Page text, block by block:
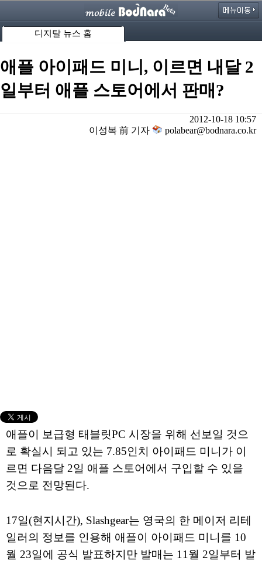
디지탈 뉴스 홈
애플 아이패드 미니, 이르면 내달 2
일부터 애플 스토어에서 판매?
2012-10-18 10:57
이성복 前 기자
polabear@bodnara.co.kr
애플이 보급형 태블릿PC 시장을 위해 선보일 것으
로 확실시 되고 있는 7.85인치 아이패드 미니가 이
르면 다음달 2일 애플 스토어에서 구입할 수 있을
것으로 전망된다.
17일(현지시간), Slashgear는 영국의 한 메이저 리테
일러의 정보를 인용해 애플이 아이패드 미니를 10
월 23일에 공식 발표하지만 발매는 11월 2일부터 발